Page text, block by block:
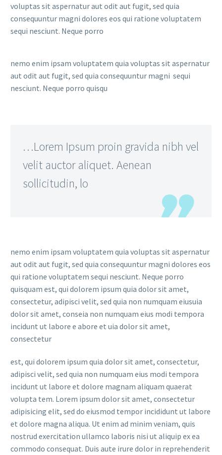
voluptas sit aspernatur aut odit aut fugit, sed quia
consequuntur magni dolores eos qui ratione voluptatem
sequi nesciunt. Neque porro
nemo enim ipsam voluptatem quia voluptas sit aspernatur
aut odit aut fugit, sed quia consequuntur magni sequi
nesciunt. Neque porro quisqu
…Lorem Ipsum proin gravida nibh vel
velit auctor aliquet. Aenean
sollicitudin, lo
nemo enim ipsam voluptatem quia voluptas sit aspernatur
aut odit aut fugit, sed quia consequuntur magni dolores eos
qui ratione voluptatem sequi nesciunt. Neque porro
quisquam est, qui dolorem ipsum quia dolor sit amet,
consectetur, adipisci velit, sed quia non numquam eiusuia
dolor sit amet, conseia non numquam eius modi tempora
incidunt ut labore e abore et uia dolor sit amet,
consectetur
est, qui dolorem ipsum quia dolor sit amet, consectetur,
adipisci velit, sed quia non numquam eius modi tempora
incidunt ut labore et dolore magnam aliquam quaerat
volupta tem. Lorem ipsum dolor sit amet, consectetur
adipisicing elit, sed do eiusmod tempor incididunt ut labore
et dolore magna aliqua. Ut enim ad minim veniam, quis
nostrud exercitation ullamco laboris nisi ut aliquip ex ea
commodo consequat. Duis aute irure dolor in reprehenderit